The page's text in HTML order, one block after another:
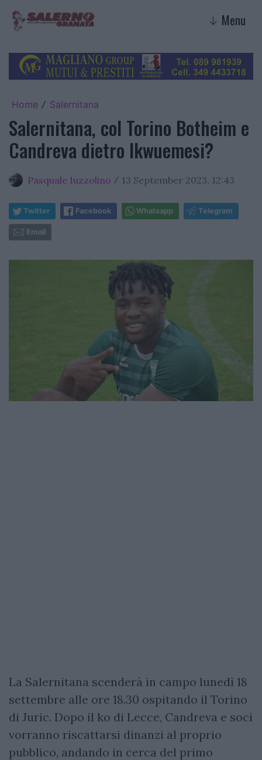
↓ Menu
Home / Salernitana
Salernitana, col Torino Botheim e
Candreva dietro Ikwuemesi?
Pasquale Iuzzolino / 13 September 2023, 12:43
Twitter Facebook Whatsapp Telegram
Email
La Salernitana scenderà in campo lunedì 18
settembre alle ore 18.30 ospitando il Torino
di Juric. Dopo il ko di Lecce, Candreva e soci
vorranno riscattarsi dinanzi al proprio
pubblico, andando in cerca del primo